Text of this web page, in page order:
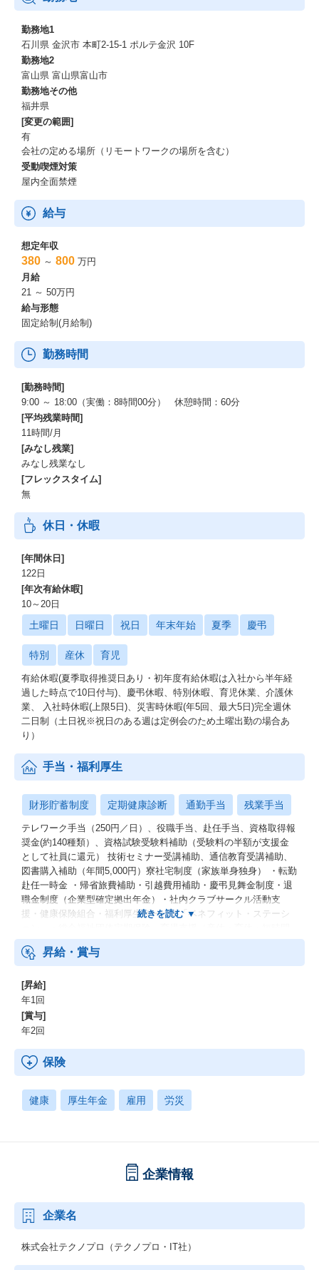
業とする同社としても大きな課題の1つとなっている。
そのため、テクノプロ・IT社では、ソリューションビジネスなど
新たな事業展開にも力を入れはじめています。
https://news.mynavi.jp/techplus/kikaku/20230614-2696748/
勤務地1
石川県 金沢市 本町2-15-1 ポルテ金沢 10F
勤務地2
富山県 富山県富山市
勤務地その他
福井県
[変更の範囲]
有
会社の定める場所（リモートワークの場所を含む）
受動喫煙対策
屋内全面禁煙
給与
想定年収
380 ～ 800 万円
月給
21 ～ 50万円
給与形態
固定給制(月給制)
勤務時間
[勤務時間]
9:00 ～ 18:00（実働：8時間00分） 休憩時間：60分
[平均残業時間]
11時間/月
[みなし残業]
みなし残業なし
[フレックスタイム]
無
休日・休暇
[年間休日]
122日
[年次有給休暇]
10～20日
土曜日 日曜日 祝日 年末年始 夏季 慶弔
特別 産休 育児
有給休暇(夏季取得推奨日あり・初年度有給休暇は入社から半年経
過した時点で10日付与)、慶弔休暇、特別休暇、育児休業、介護休
業、 入社時休暇(上限5日)、災害時休暇(年5回、最大5日)完全週休
二日制（土日祝※祝日のある週は定例会のため土曜出勤の場合あ
り）
手当・福利厚生
財形貯蓄制度 定期健康診断 通勤手当 残業手当
テレワーク手当（250円／日）、役職手当、赴任手当、資格取得報
奨金(約140種類）、資格試験受験料補助（受験料の半額が支援金
として社員に還元） 技術セミナー受講補助、通信教育受講補助、
図書購入補助（年間5,000円）寮社宅制度（家族単身独身） ・転勤
赴任一時金 ・帰省旅費補助・引越費用補助・慶弔見舞金制度・退
職金制度（企業型確定拠出年金）・社内クラブサークル活動支
援・健康保険組合・福利厚生サービス「ベネフィット・ステーシ
勤務制度）
昇給・賞与
[昇給]
年1回
[賞与]
年2回
保険
健康 厚生年金 雇用 労災
企業情報
企業名
株式会社テクノプロ（テクノプロ・IT社）